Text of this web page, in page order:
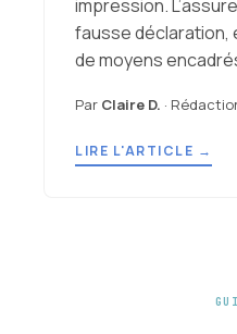
impression.
fausse déclaration,
de moyens
Par Claire D. ·
LIRE L'ARTICLE →